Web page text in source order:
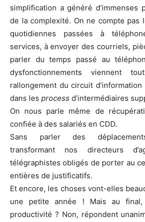
simplification a généré d’immenses
de la complexité. On ne compte pas
quotidiennes passées à
services, à envoyer des courriels,
parler du temps passé au
dysfonctionnements viennent
rallongement du circuit
dans les process d’intermédiaires
On nous parle même de
confiée à des salariés en CDD.
Sans parler des
transformant nos directeurs
télégraphistes obligés de porter au
entières de justificatifs.
Et encore, les choses vont-elles
une petite année ! Mais au
productivité ? Non, répondent